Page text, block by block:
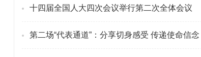
十四届全国人大四次会议举行第二次全体会议
第二场“代表通道”：分享切身感受 传递使命信念